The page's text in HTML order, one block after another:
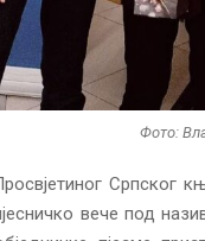
Фото:
Српског
вече под